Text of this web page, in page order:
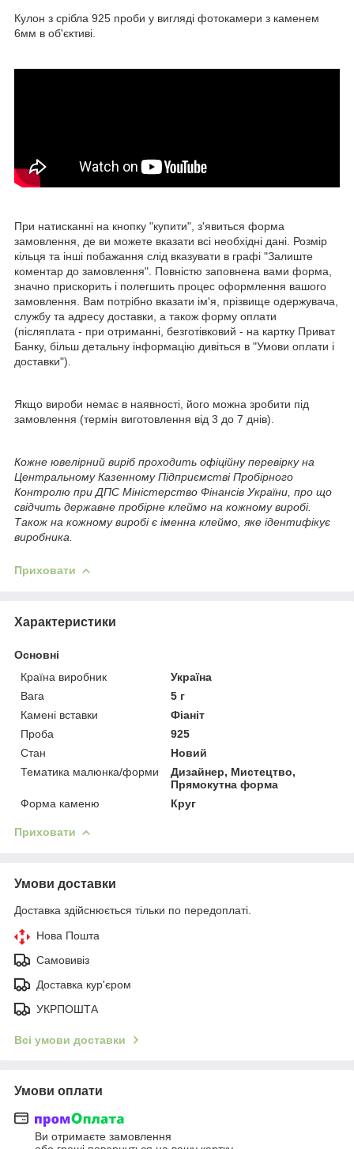
Кулон з срібла 925 проби у вигляді фотокамери з каменем
6мм в об'єктиві.
При натисканні на кнопку "купити", з'явиться форма
замовлення, де ви можете вказати всі необхідні дані. Розмір
кільця та інші побажання слід вказувати в графі "Залиште
коментар до замовлення". Повністю заповнена вами форма,
значно прискорить і полегшить процес оформлення вашого
замовлення. Вам потрібно вказати ім'я, прізвище одержувача,
службу та адресу доставки, а також форму оплати
(післяплата - при отриманні, безготівковий - на картку Приват
Банку, більш детальну інформацію дивіться в "Умови оплати і
доставки").
Якщо вироби немає в наявності, його можна зробити під
замовлення (термін виготовлення від 3 до 7 днів).
Кожне ювелірний виріб проходить офіційну перевірку на
Центральному Казенному Підприємстві Пробірного
Контролю при ДПС Міністерство Фінансів України, про що
свідчить державне пробірне клеймо на кожному виробі.
Також на кожному виробі є іменна клеймо, яке ідентифікує
виробника.
Приховати
Характеристики
Основні
Країна виробник
Україна
Вага
5 г
Камені вставки
Фіаніт
Проба
925
Стан
Новий
Тематика малюнка/форми
Дизайнер, Мистецтво,
Прямокутна форма
Форма каменю
Круг
Приховати
Умови доставки
Доставка здійснюється тільки по передоплаті.
Нова Пошта
Самовивіз
Доставка кур'єром
УКРПОШТА
Всі умови доставки
Умови оплати
Ви отримаєте замовлення